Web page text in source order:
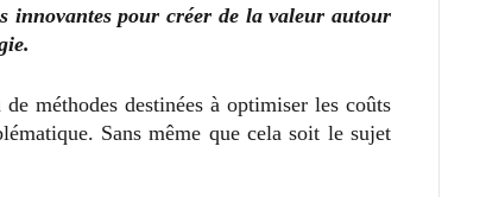
innovantes pour créer de la valeur autour
méthodes destinées à optimiser les coûts
Sans même que cela soit le sujet